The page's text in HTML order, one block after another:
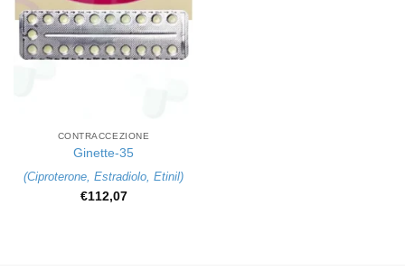
CONTRACCEZIONE
Ginette-35
(Ciproterone, Estradiolo, Etinil)
€112,07